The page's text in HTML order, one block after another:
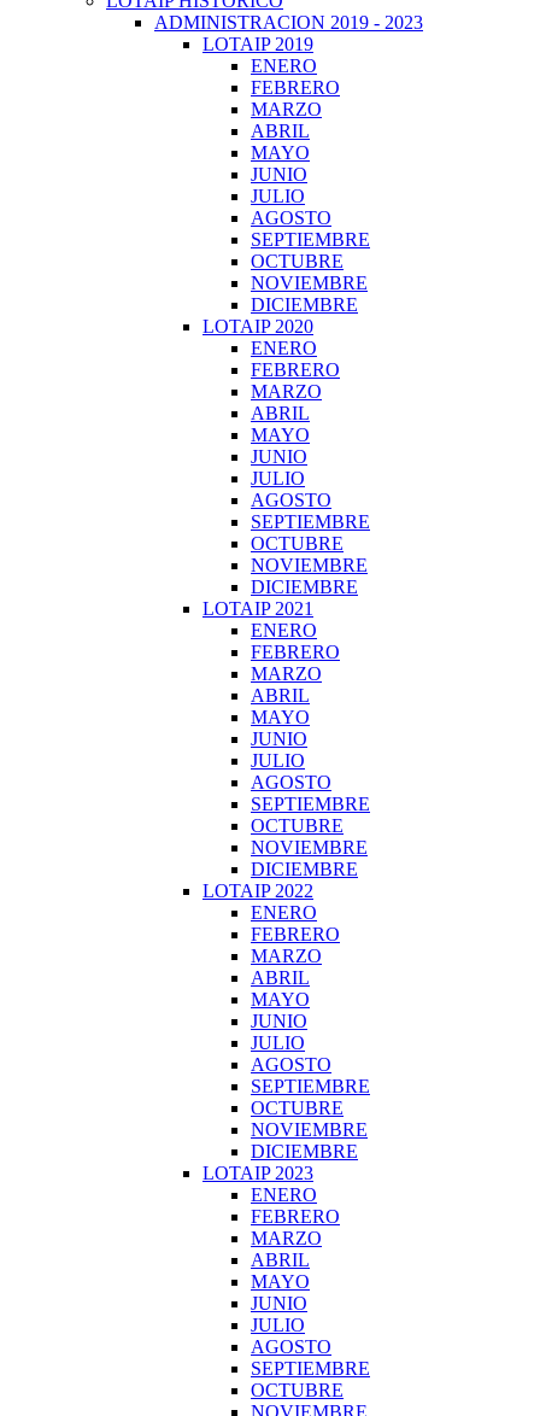
ADMINISTRACION 2019 - 2023
LOTAIP 2019
ENERO
FEBRERO
MARZO
ABRIL
MAYO
JUNIO
JULIO
AGOSTO
SEPTIEMBRE
OCTUBRE
NOVIEMBRE
DICIEMBRE
LOTAIP 2020
ENERO
FEBRERO
MARZO
ABRIL
MAYO
JUNIO
JULIO
AGOSTO
SEPTIEMBRE
OCTUBRE
NOVIEMBRE
DICIEMBRE
LOTAIP 2021
ENERO
FEBRERO
MARZO
ABRIL
MAYO
JUNIO
JULIO
AGOSTO
SEPTIEMBRE
OCTUBRE
NOVIEMBRE
DICIEMBRE
LOTAIP 2022
ENERO
FEBRERO
MARZO
ABRIL
MAYO
JUNIO
JULIO
AGOSTO
SEPTIEMBRE
OCTUBRE
NOVIEMBRE
DICIEMBRE
LOTAIP 2023
ENERO
FEBRERO
MARZO
ABRIL
MAYO
JUNIO
JULIO
AGOSTO
SEPTIEMBRE
OCTUBRE
NOVIEMBRE